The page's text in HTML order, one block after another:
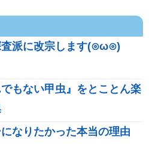
査派に改宗します(⊙ω⊙)
でもない甲虫』をとことん楽
なりたかった本当の理由